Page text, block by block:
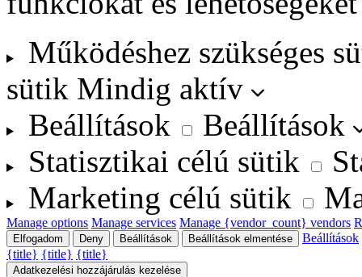
Működéshez szükséges
sütik Mindig aktív
Beállítások
Beállítások
Statisztikai célú sütik
Marketing célú sütik
Manage options Manage services Manage {vendor_count} vendors
Elfogadom Deny Beállítások Beállítások elmentése
Beállítások
{title} {title} {title}
Adatkezelési hozzájárulás kezelése